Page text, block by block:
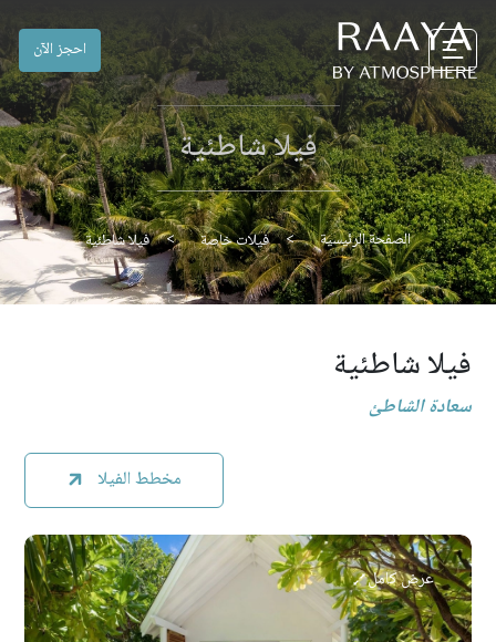
احجز الآن
فيلا شاطئية
الصفحة الرئيسية فيلات خاصة فيلا شاطئية
فيلا شاطئية
سعادة الشاطئ
مخطط الفيلا
عرض كامل